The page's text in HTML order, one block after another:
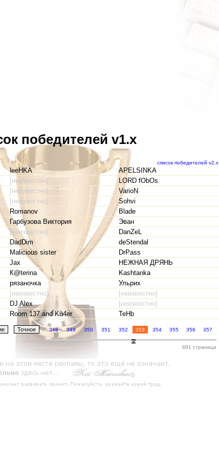
победителей v1.x
список победителей v2.x
leeHKA
APELSINKA
[неизвестно]
LORD fObOs
[неизвестно]
VarioN
[неизвестно]
Sohvi
Romanov
Blade
Гарбузова Виктория
Эван
[неизвестно]
DanZeL
DadDim
deStendal
Malicious sister
DrPass
Jax
НЕЖНАЯ ДРЯНЬ
К@terina
Kashtanka
рязаночка
Ульрих
[неизвестно]
[неизвестно]
DJ Alex
[неизвестно]
Room 137 and Ku4er TeHb
348 349 350 351 352 353 354 355 356 357
691 страница